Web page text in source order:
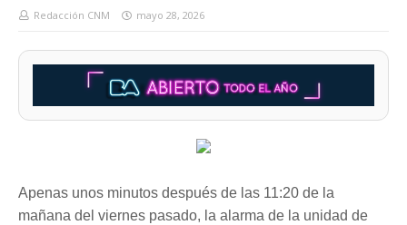
Redacción CNM mayo 28, 2026
Apenas unos minutos después de las 11:20 de la
mañana del viernes pasado, la alarma de la unidad de